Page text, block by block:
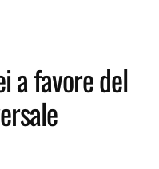
a favore del